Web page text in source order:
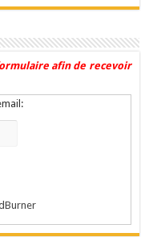
afin de recevoir